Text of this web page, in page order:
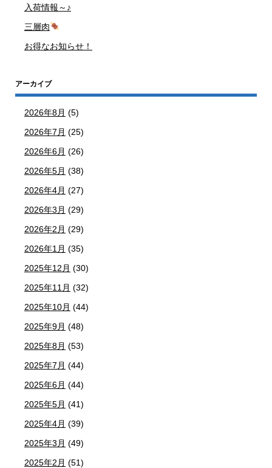
入荷情報～♪
三層肉
お得なお知らせ！
アーカイブ
2026年8月 (5)
2026年7月 (25)
2026年6月 (26)
2026年5月 (38)
2026年4月 (27)
2026年3月 (29)
2026年2月 (29)
2026年1月 (35)
2025年12月 (30)
2025年11月 (32)
2025年10月 (44)
2025年9月 (48)
2025年8月 (53)
2025年7月 (44)
2025年6月 (44)
2025年5月 (41)
2025年4月 (39)
2025年3月 (49)
2025年2月 (51)